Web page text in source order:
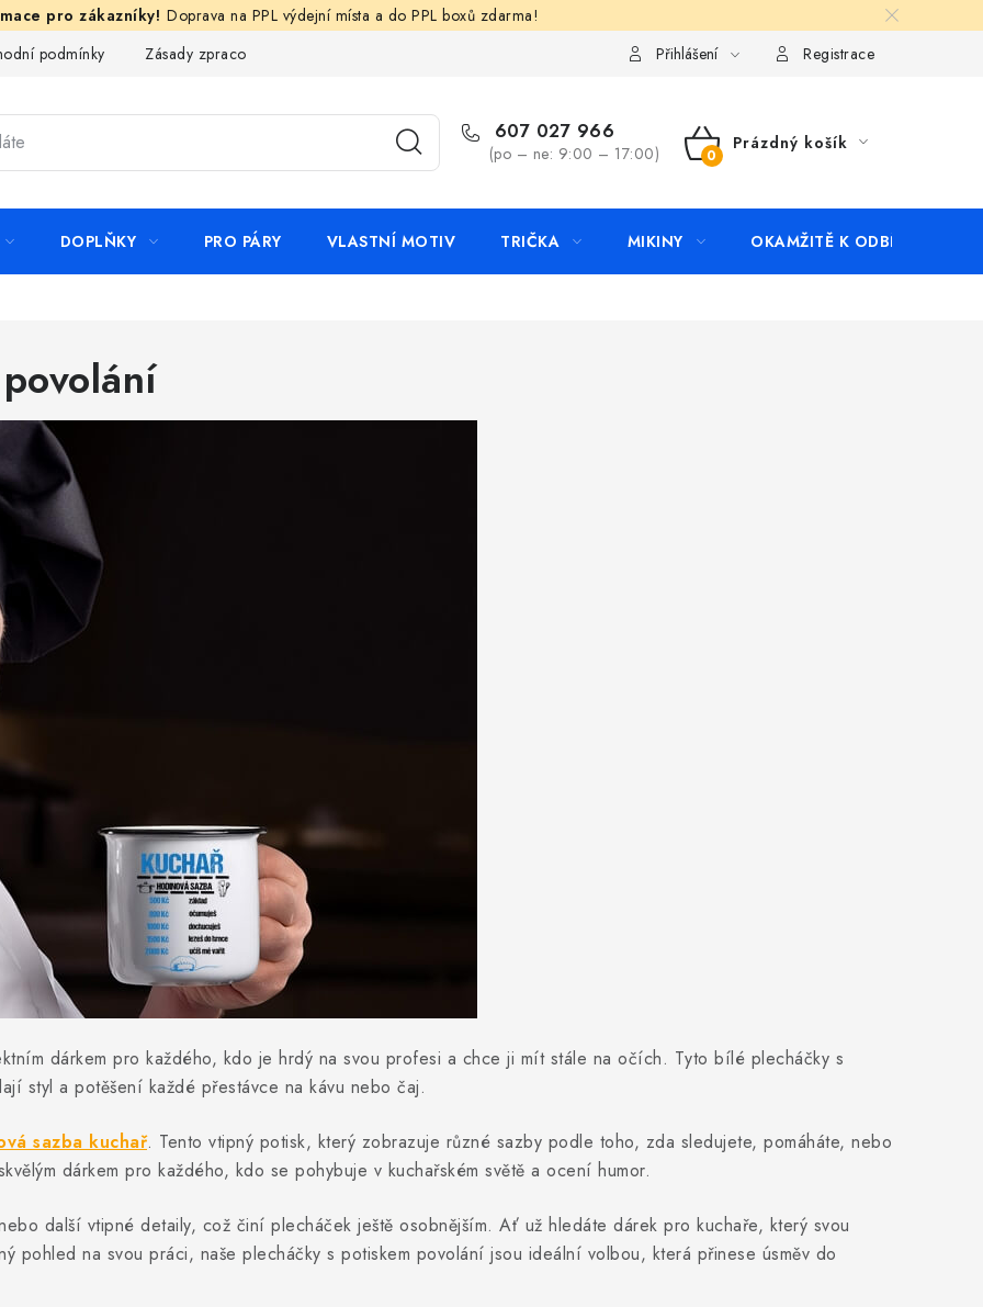
Doprava na PPL výdejní místa a do PPL boxů zdarma!
podmínky Zásady zpracování ochrany osobních údajů KontaktyPřihlášení Registrace
607 027 966
(po – ne: 9:00 – 17:00)
NÁKUPNÍ
Prázdný košík
DOPLŇKY PRO PÁRY VLASTNÍ MOTIV TRIČKA MIKINY OKAMŽITĚ K ODBĚRU
dárkem pro každého, kdo je hrdý na svou profesi a chce ji mít stále na očích. Tyto bílé plecháčky s
styl a potěšení každé přestávce na kávu nebo čaj.
sazba kuchař. Tento vtipný potisk, který zobrazuje různé sazby podle toho, zda sledujete, pomáháte, nebo
dárkem pro každého, kdo se pohybuje v kuchařském světě a ocení humor.
další vtipné detaily, což činí plecháček ještě osobnějším. Ať už hledáte dárek pro kuchaře, který svou
pohled na svou práci, naše plecháčky s potiskem povolání jsou ideální volbou, která přinese úsměv do